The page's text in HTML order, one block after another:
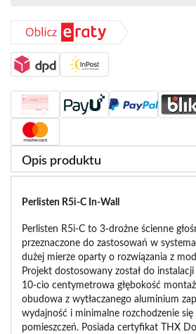
Opis produktu
Perlisten R5i-C In-Wall
Perlisten R5i-C to 3-drożne ścienne
przeznaczone do zastosowań w
dużej mierze oparty o rozwiązania z
Projekt dostosowany został do instalacji
10-cio centymetrowa głębokość
obudowa z wytłaczanego aluminium
wydajność i minimalne rozchodzenie
pomieszczeń. Posiada certyfikat THX